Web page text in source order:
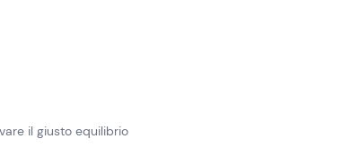
il giusto equilibrio